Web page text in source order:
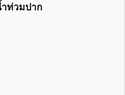
ท่วมปาก